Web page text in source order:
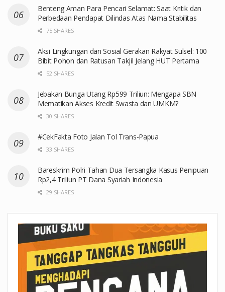
Benteng Aman Para Pencari Selamat: Saat Kritik dan
Perbedaan Pendapat Dilindas Atas Nama Stabilitas
75 SHARES
Aksi Lingkungan dan Sosial Gerakan Rakyat Sulsel: 100
Bibit Pohon dan Ratusan Takjil Jelang HUT Pertama
52 SHARES
Jebakan Bunga Utang Rp599 Triliun: Mengapa SBN
Mematikan Akses Kredit Swasta dan UMKM?
30 SHARES
#CekFakta Foto Jalan Tol Trans-Papua
33 SHARES
Bareskrim Polri Tahan Dua Tersangka Kasus Penipuan
Rp2,4 Triliun PT Dana Syariah Indonesia
29 SHARES